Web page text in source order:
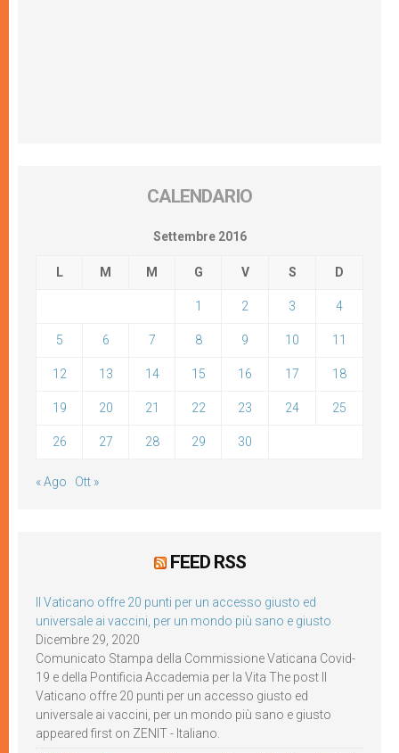
CALENDARIO
Settembre 2016
L M M G V S D
1 2 3 4
5 6 7 8 9 10 11
12 13 14 15 16 17 18
19 20 21 22 23 24 25
26 27 28 29 30
« Ago Ott »
FEED RSS
Il Vaticano offre 20 punti per un accesso giusto ed
universale ai vaccini, per un mondo più sano e giusto
Dicembre 29, 2020
Comunicato Stampa della Commissione Vaticana Covid-
19 e della Pontificia Accademia per la Vita The post Il
Vaticano offre 20 punti per un accesso giusto ed
universale ai vaccini, per un mondo più sano e giusto
appeared first on ZENIT - Italiano.